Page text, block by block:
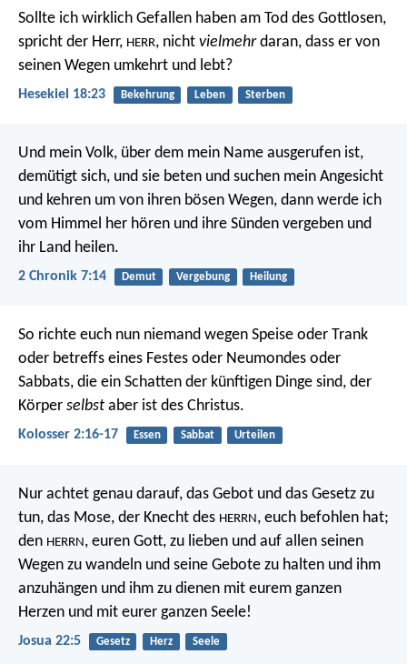
Sollte ich wirklich Gefallen haben am Tod des Gottlosen,
spricht der Herr, HERR, nicht vielmehrdaran, dass er von
seinen Wegen umkehrt und lebt?
Hesekiel 18:23 Bekehrung Leben Sterben
Und mein Volk, über dem mein Name ausgerufen ist,
demütigt sich, und sie beten und suchen mein Angesicht
und kehren um von ihren bösen Wegen, dann werde ich
vom Himmel her hören und ihre Sünden vergeben und
ihr Land heilen.
2 Chronik 7:14 Demut Vergebung Heilung
So richte euch nun niemand wegen Speise oder Trank
oder betreffs eines Festes oder Neumondes oder
Sabbats, die ein Schatten der künftigen Dinge sind, der
Körper selbst aber ist des Christus.
Kolosser 2:16-17 Essen Sabbat Urteilen
Nur achtet genau darauf, das Gebot und das Gesetz zu
tun, das Mose, der Knecht des HERRN, euch befohlen hat;
den HERRN, euren Gott, zu lieben und auf allen seinen
Wegen zu wandeln und seine Gebote zu halten und ihm
anzuhängen und ihm zu dienen mit eurem ganzen
Herzen und mit eurer ganzen Seele!
Josua 22:5 Gesetz Herz Seele